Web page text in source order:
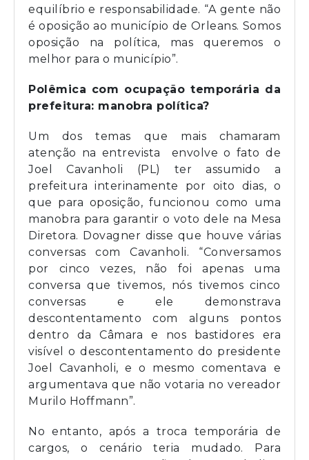
equilíbrio e responsabilidade. “A gente não
é oposição ao município de Orleans. Somos
oposição na política, mas queremos o
melhor para o município”.
Polêmica com ocupação temporária da
prefeitura: manobra política?
Um dos temas que mais chamaram
atenção na entrevista envolve o fato de
Joel Cavanholi (PL) ter assumido a
prefeitura interinamente por oito dias, o
que para oposição, funcionou como uma
manobra para garantir o voto dele na Mesa
Diretora. Dovagner disse que houve várias
conversas com Cavanholi. “Conversamos
por cinco vezes, não foi apenas uma
conversa que tivemos, nós tivemos cinco
conversas e ele demonstrava
descontentamento com alguns pontos
dentro da Câmara e nos bastidores era
visível o descontentamento do presidente
Joel Cavanholi, e o mesmo comentava e
argumentava que não votaria no vereador
Murilo Hoffmann”.
No entanto, após a troca temporária de
cargos, o cenário teria mudado. Para